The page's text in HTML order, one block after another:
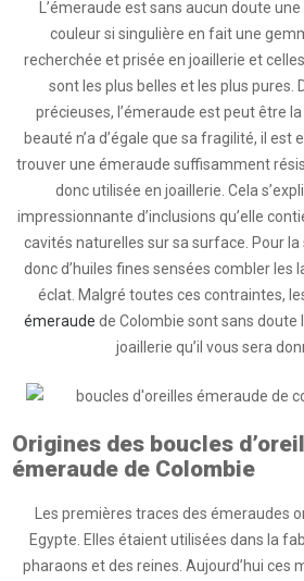
L’émeraude est sans aucun doute
couleur si singulière en fait une
recherchée et prisée en joaillerie et
sont les plus belles et les plus pures.
précieuses, l’émeraude est peut être
beauté n’a d’égale que sa fragilité, il
trouver une émeraude suffisamment
donc utilisée en joaillerie. Cela
impressionnante d’inclusions qu’elle
cavités naturelles sur sa surface. Pour la
donc d’huiles fines sensées combler les
éclat. Malgré toutes ces contraintes,
émeraude de Colombie sont sans doute
joaillerie qu’il vous sera
Origines des boucles
émeraude de Colombie
Les premières traces des émeraudes
Egypte. Elles étaient utilisées dans la
pharaons et des reines. Aujourd’hui ces